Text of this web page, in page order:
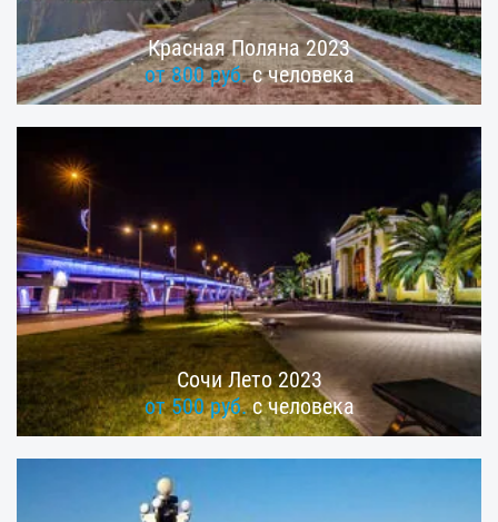
Красная Поляна 2023
от 800 руб.с человека
Сочи Лето 2023
от 500 руб.с человека